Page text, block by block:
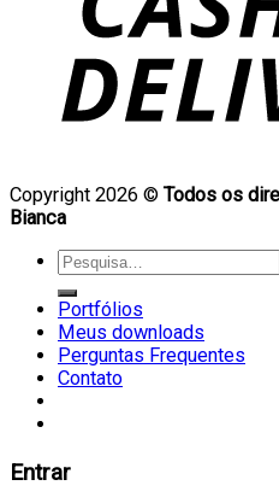
Copyright 2026 © Todos os
Bianca
Pesquisar
por:
Portfólios
Meus downloads
Perguntas Frequentes
Contato
Entrar